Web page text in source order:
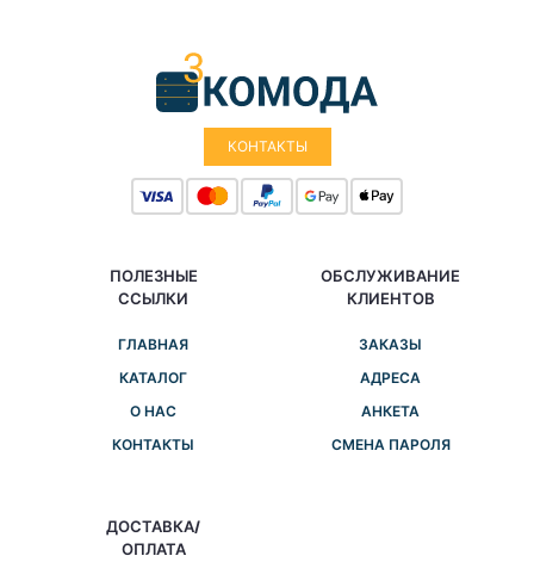
КОНТАКТЫ
ПОЛЕЗНЫЕ
ССЫЛКИ
ГЛАВНАЯ
КАТАЛОГ
О НАС
КОНТАКТЫ
ДОСТАВКА/
ОПЛАТА
ОБСЛУЖИВАНИЕ
КЛИЕНТОВ
ЗАКАЗЫ
АДРЕСА
АНКЕТА
СМЕНА ПАРОЛЯ